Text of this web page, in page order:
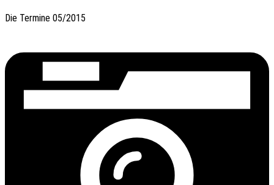
Die Termi­ne 05/2015